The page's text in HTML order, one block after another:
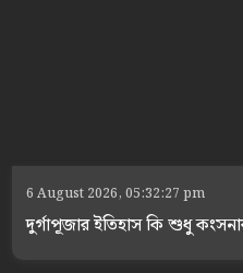
6 August 2026, 05:32:27 pm
দুর্গাপূজার ইতিহাস কি শুধু